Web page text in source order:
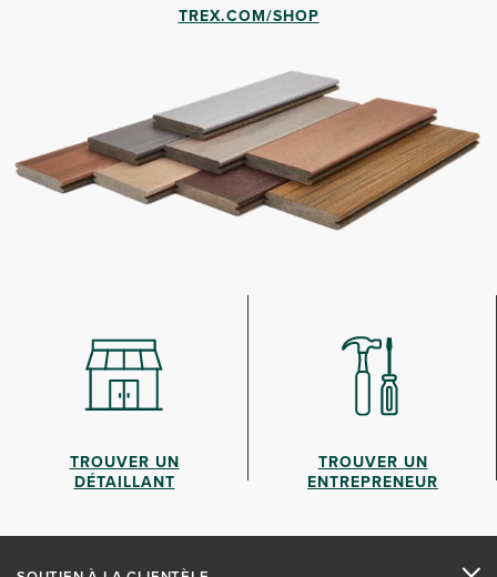
TREX.COM/SHOP
TROUVER UN
DÉTAILLANT
TROUVER UN
ENTREPRENEUR